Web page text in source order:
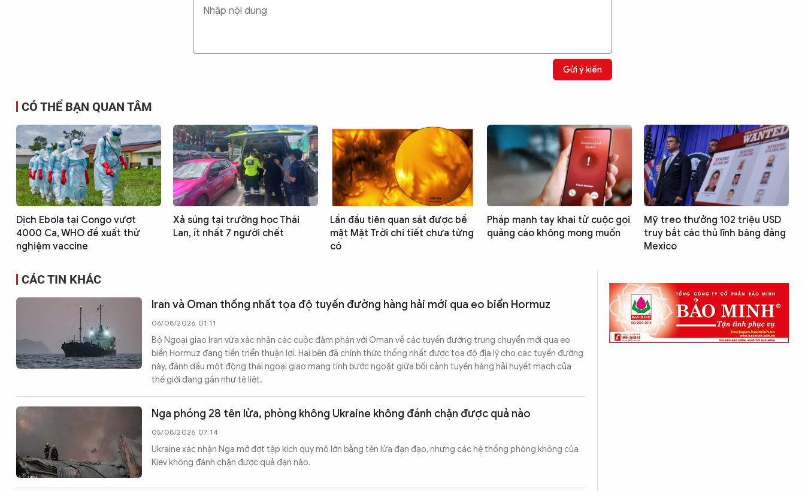
Gửi ý kiến
CÓ THỂ BẠN QUAN TÂM
Dịch Ebola tại Congo vượt
4000 Ca, WHO đề xuất thử
nghiệm vaccine
Xả súng tại trường học Thái
Lan, ít nhất 7 người chết
Lần đầu tiên quan sát được bề
mặt Mặt Trời chi tiết chưa từng
có
Pháp mạnh tay khai tử cuộc gọi
quảng cáo không mong muốn
Mỹ treo thưởng 102 triệu USD
truy bắt các thủ lĩnh băng đảng
Mexico
CÁC TIN KHÁC
Iran và Oman thống nhất tọa độ tuyến đường hàng hải mới qua eo biển Hormuz
06/08/2026 01:11
Bộ Ngoại giao Iran vừa xác nhận các cuộc đàm phán với Oman về các tuyến đường trung chuyển mới qua eo
biển Hormuz đang tiến triển thuận lợi. Hai bên đã chính thức thống nhất được tọa độ địa lý cho các tuyến đường
này, đánh dấu một động thái ngoại giao mang tính bước ngoặt giữa bối cảnh tuyến hàng hải huyết mạch của
thế giới đang gần như tê liệt.
Nga phóng 28 tên lửa, phòng không Ukraine không đánh chặn được quả nào
05/08/2026 07:14
Ukraine xác nhận Nga mở đợt tập kích quy mô lớn bằng tên lửa đạn đạo, nhưng các hệ thống phòng không của
Kiev không đánh chặn được quả đạn nào.